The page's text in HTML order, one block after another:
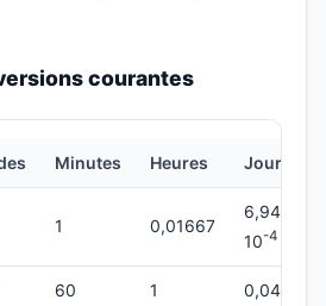
courantes
Minutes Heures Jours
1 0,01667
6,944 ×
10-4
60 1 0,04167